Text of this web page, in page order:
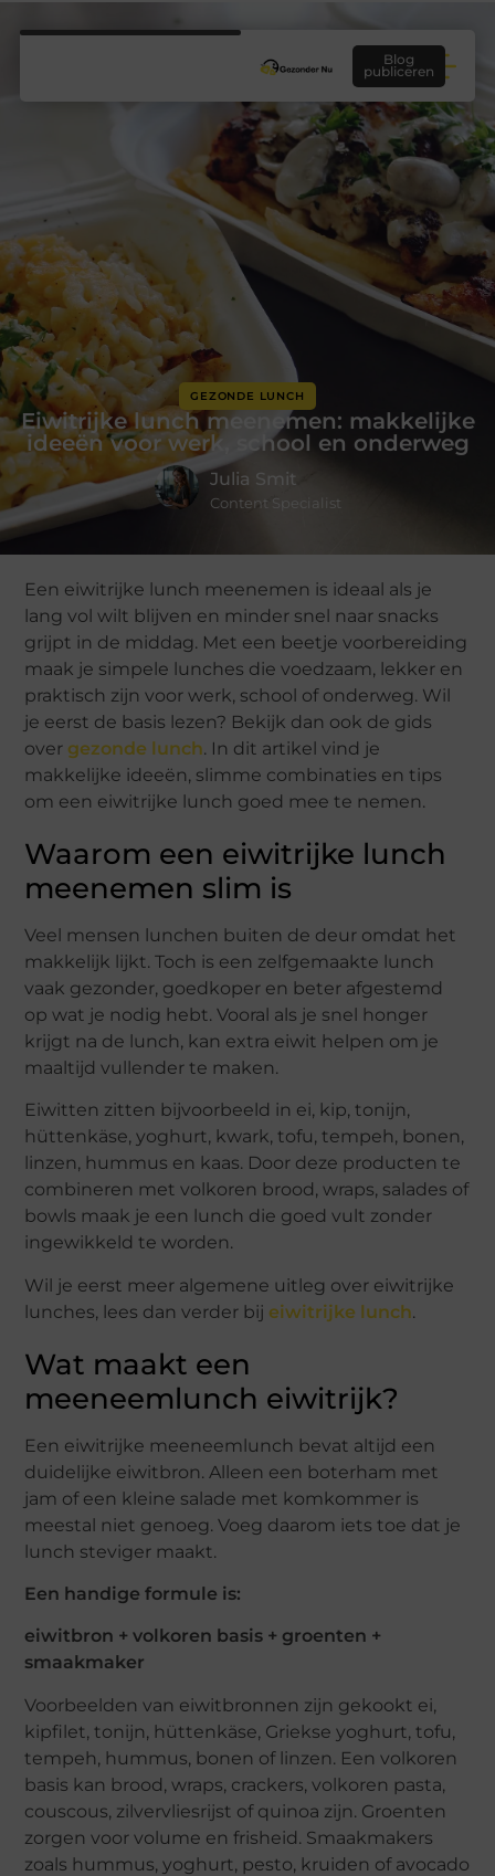
Blog
publiceren
GEZONDE LUNCH
Eiwitrijke lunch meenemen: makkelijke
ideeën voor werk, school en onderweg
Julia Smit
Content Specialist
Een eiwitrijke lunch meenemen is ideaal als je
lang vol wilt blijven en minder snel naar snacks
grijpt in de middag. Met een beetje voorbereiding
maak je simpele lunches die voedzaam, lekker en
praktisch zijn voor werk, school of onderweg. Wil
je eerst de basis lezen? Bekijk dan ook de gids
over gezonde lunch. In dit artikel vind je
makkelijke ideeën, slimme combinaties en tips
om een eiwitrijke lunch goed mee te nemen.
Waarom een eiwitrijke lunch
meenemen slim is
Veel mensen lunchen buiten de deur omdat het
makkelijk lijkt. Toch is een zelfgemaakte lunch
vaak gezonder, goedkoper en beter afgestemd
op wat je nodig hebt. Vooral als je snel honger
krijgt na de lunch, kan extra eiwit helpen om je
maaltijd vullender te maken.
Eiwitten zitten bijvoorbeeld in ei, kip, tonijn,
hüttenkäse, yoghurt, kwark, tofu, tempeh, bonen,
linzen, hummus en kaas. Door deze producten te
combineren met volkoren brood, wraps, salades of
bowls maak je een lunch die goed vult zonder
ingewikkeld te worden.
Wil je eerst meer algemene uitleg over eiwitrijke
lunches, lees dan verder bij eiwitrijke lunch.
Wat maakt een
meeneemlunch eiwitrijk?
Een eiwitrijke meeneemlunch bevat altijd een
duidelijke eiwitbron. Alleen een boterham met
jam of een kleine salade met komkommer is
meestal niet genoeg. Voeg daarom iets toe dat je
lunch steviger maakt.
Een handige formule is:
eiwitbron + volkoren basis + groenten +
smaakmaker
Voorbeelden van eiwitbronnen zijn gekookt ei,
kipfilet, tonijn, hüttenkäse, Griekse yoghurt, tofu,
tempeh, hummus, bonen of linzen. Een volkoren
basis kan brood, wraps, crackers, volkoren pasta,
couscous, zilvervliesrijst of quinoa zijn. Groenten
zorgen voor volume en frisheid. Smaakmakers
zoals hummus, yoghurt, pesto, kruiden of avocado